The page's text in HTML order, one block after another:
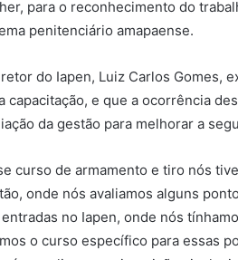
para o reconhecimento do
penitenciário amapaense.
do Iapen, Luiz Carlos Gomes,
capacitação, e que a ocorrência
da gestão para melhorar a
curso de armamento e tiro nós
onde nós avaliamos alguns
entradas no Iapen, onde nós
o curso específico para essas